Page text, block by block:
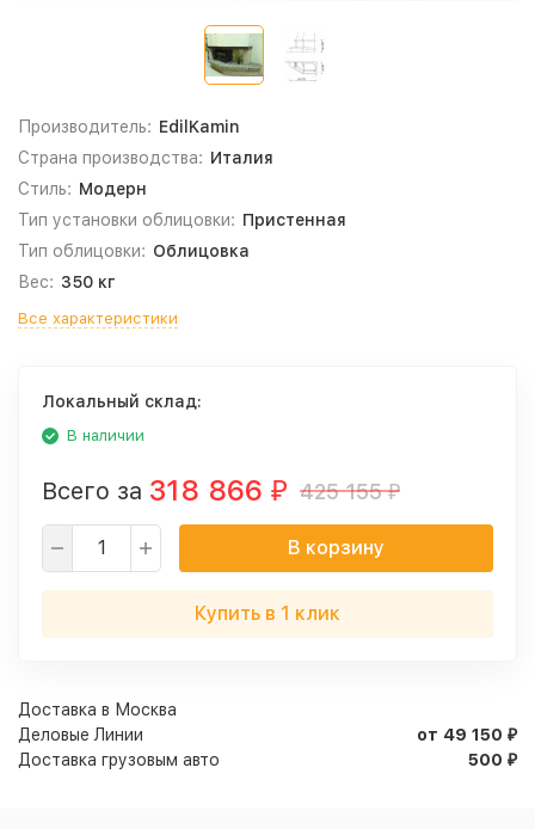
Производитель: EdilKamin
Страна производства: Италия
Стиль: Модерн
Тип установки облицовки: Пристенная
Тип облицовки: Облицовка
Вес: 350 кг
Все характеристики
Локальный склад:
В наличии
Всего за 318 866 ₽ 425 155₽
В корзину
Купить в 1 клик
Доставка в Москва
Деловые Линии
от 49 150 ₽
Доставка грузовым авто 500 ₽